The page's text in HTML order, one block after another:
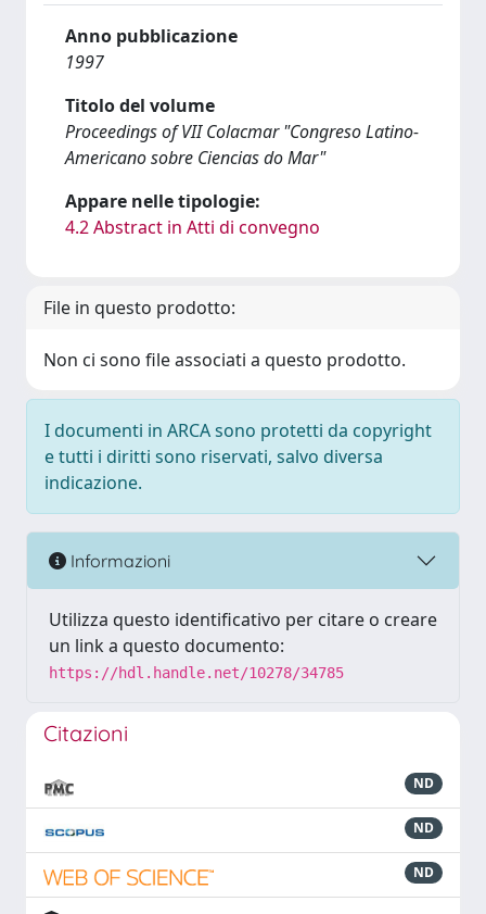
Anno pubblicazione
1997
Titolo del volume
Proceedings of VII Colacmar "Congreso Latino-
Americano sobre Ciencias do Mar"
Appare nelle tipologie:
4.2 Abstract in Atti di convegno
File in questo prodotto:
Non ci sono file associati a questo prodotto.
I documenti in ARCA sono protetti da copyright
e tutti i diritti sono riservati, salvo diversa
indicazione.
Informazioni
Utilizza questo identificativo per citare o creare
un link a questo documento:
https://hdl.handle.net/10278/34785
Citazioni
ND
ND
ND